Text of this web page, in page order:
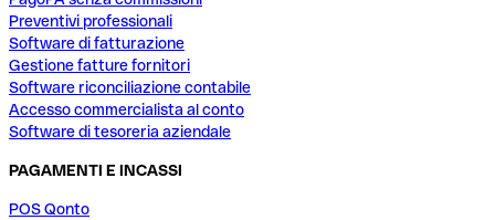
Preventivi professionali
Software di fatturazione
Gestione fatture fornitori
Software riconciliazione contabile
Accesso commercialista al conto
Software di tesoreria aziendale
PAGAMENTI E INCASSI
POS Qonto